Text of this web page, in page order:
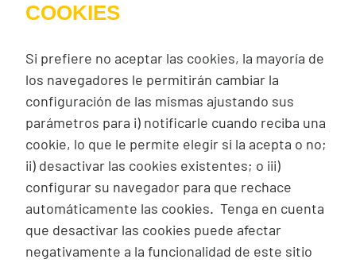
COOKIES
Si prefiere no aceptar las cookies, la mayoría de
los navegadores le permitirán cambiar la
configuración de las mismas ajustando sus
parámetros para i) notificarle cuando reciba una
cookie, lo que le permite elegir si la acepta o no;
ii) desactivar las cookies existentes; o iii)
configurar su navegador para que rechace
automáticamente las cookies. Tenga en cuenta
que desactivar las cookies puede afectar
negativamente a la funcionalidad de este sitio